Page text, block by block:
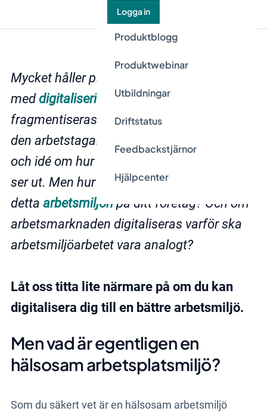
Logga in
Produktblogg
Produktwebinar
Utbildningar
Driftstatus
Feedbackstjärnor
Hjälpcenter
Mycket håller på att förändras i samband
meddigitaliseringen. Arbetsmarknaden
fragmentiseras och globaliseras, och med
den arbetstagarens förväntningar, lojalitet
och idé om hur den perfekta arbetsplatsen
ser ut. Men hur påverkar egentligen allt
detta arbetsmiljön på ditt företag? Och om
arbetsmarknaden digitaliseras varför ska
arbetsmiljöarbetet vara analogt?
Låt oss titta lite närmare på om du kan
digitalisera dig till en bättre arbetsmiljö.
Men vad är egentligen en
hälsosam arbetsplatsmiljö?
Som du säkert vet är en hälsosam arbetsmiljö